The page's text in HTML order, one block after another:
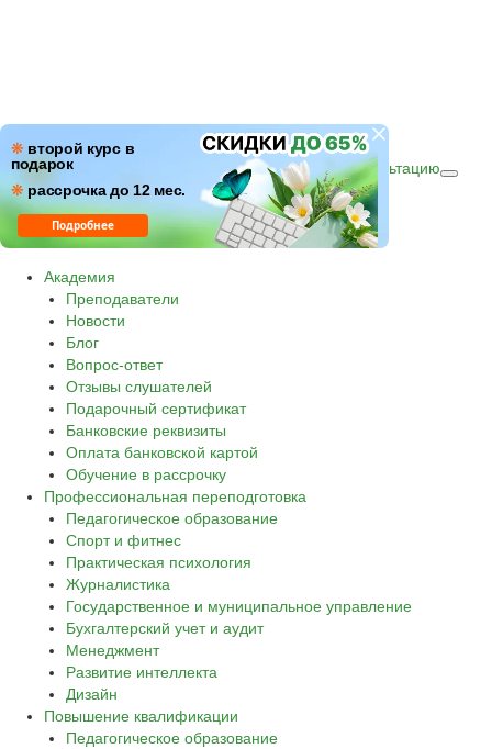
❋ второй курс в
подарок
❋ рассрочка до 12 мес.
Подробнее 8 800 500-30-45
ПН–ПТ: c 09:00 до 18:00
СБ–ВС: с 10:00 до 16:00 по (МСК)
Звонок по России бесплатный.
Получить консультацию
Академия
Преподаватели
Новости
Блог
Вопрос-ответ
Отзывы слушателей
Подарочный сертификат
Банковские реквизиты
Оплата банковской картой
Обучение в рассрочку
Профессиональная переподготовка
Педагогическое образование
Спорт и фитнес
Практическая психология
Журналистика
Государственное и муниципальное управление
Бухгалтерский учет и аудит
Менеджмент
Развитие интеллекта
Дизайн
Повышение квалификации
Педагогическое образование